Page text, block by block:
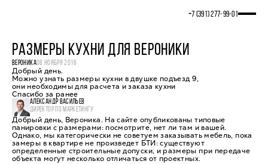
+7 (391) 277‒99‒01
РАЗМЕРЫ КУХНИ ДЛЯ ВЕРОНИКИ
ВЕРОНИКА08 НОЯБРЯ 2016
Добрый день.
Можно узнать размеры кухни в двушке подъезд 9,
они необходимы для расчета и заказа кухни
Спасибо за ранее
АЛЕКСАНДР ВАСИЛЬЕВ
ДИРЕКТОР ПО МАРКЕТИНГУ
Добрый день, Вероника. На сайте опубликованы типовые
панировки с размерами: посмотрите, нет ли там и вашей.
Однако, мы категорически не советуем заказывать мебель, пока
замеры в квартире не произведет БТИ: существуют
определенные строительные допуски, и размеры при передаче
объекта могут несколько отличаться от проектных.